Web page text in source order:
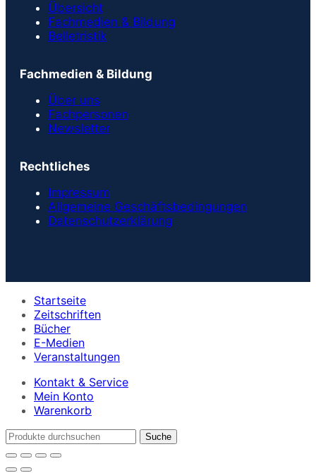
Übersicht
Fachmedien & Bildung
Belletristik
Fachmedien & Bildung
Über uns
Fachpersonen
Newsletter
Rechtliches
Impressum
Allgemeine Geschäftsbedingungen
Datenschutzerklärung
Startseite
Zeitschriften
Bücher
E-Medien
Veranstaltungen
Kontakt & Service
Mein Konto
Warenkorb
Suche